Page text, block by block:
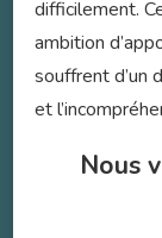
difficilement.
ambition
souffrent d’un
et
Nous